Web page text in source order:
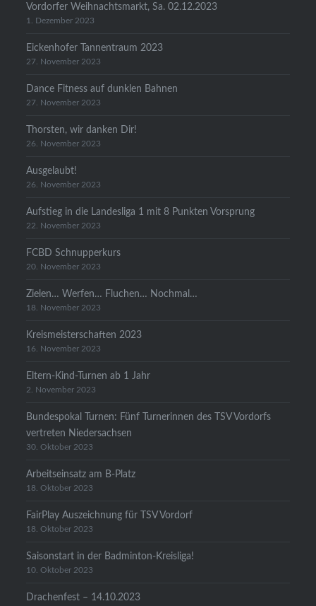
Vordorfer Weihnachtsmarkt, Sa. 02.12.2023
1. Dezember 2023
Eickenhofer Tannentraum 2023
27. November 2023
Dance Fitness auf dunklen Bahnen
27. November 2023
Thorsten, wir danken Dir!
26. November 2023
Ausgelaubt!
26. November 2023
Aufstieg in die Landesliga 1 mit 8 Punkten Vorsprung
22. November 2023
FCBD Schnupperkurs
20. November 2023
Zielen… Werfen… Fluchen… Nochmal…
18. November 2023
Kreismeisterschaften 2023
16. November 2023
Eltern-Kind-Turnen ab 1 Jahr
2. November 2023
Bundespokal Turnen: Fünf Turnerinnen des TSV Vordorfs
vertreten Niedersachsen
30. Oktober 2023
Arbeitseinsatz am B-Platz
18. Oktober 2023
FairPlay Auszeichnung für TSV Vordorf
18. Oktober 2023
Saisonstart in der Badminton-Kreisliga!
10. Oktober 2023
Drachenfest – 14.10.2023